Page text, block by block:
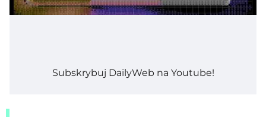
Subskrybuj DailyWeb na Youtube!